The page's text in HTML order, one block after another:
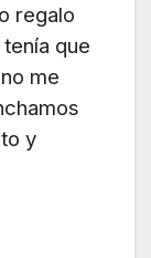
regalo
que
me
y